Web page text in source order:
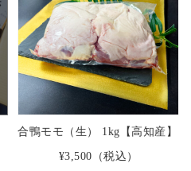
合鴨モモ（生） 1kg【高知産】
¥3,500 （税込）